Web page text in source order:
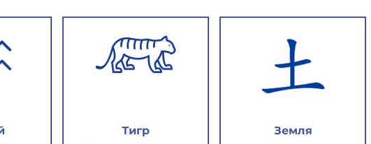
Тигр
Земля